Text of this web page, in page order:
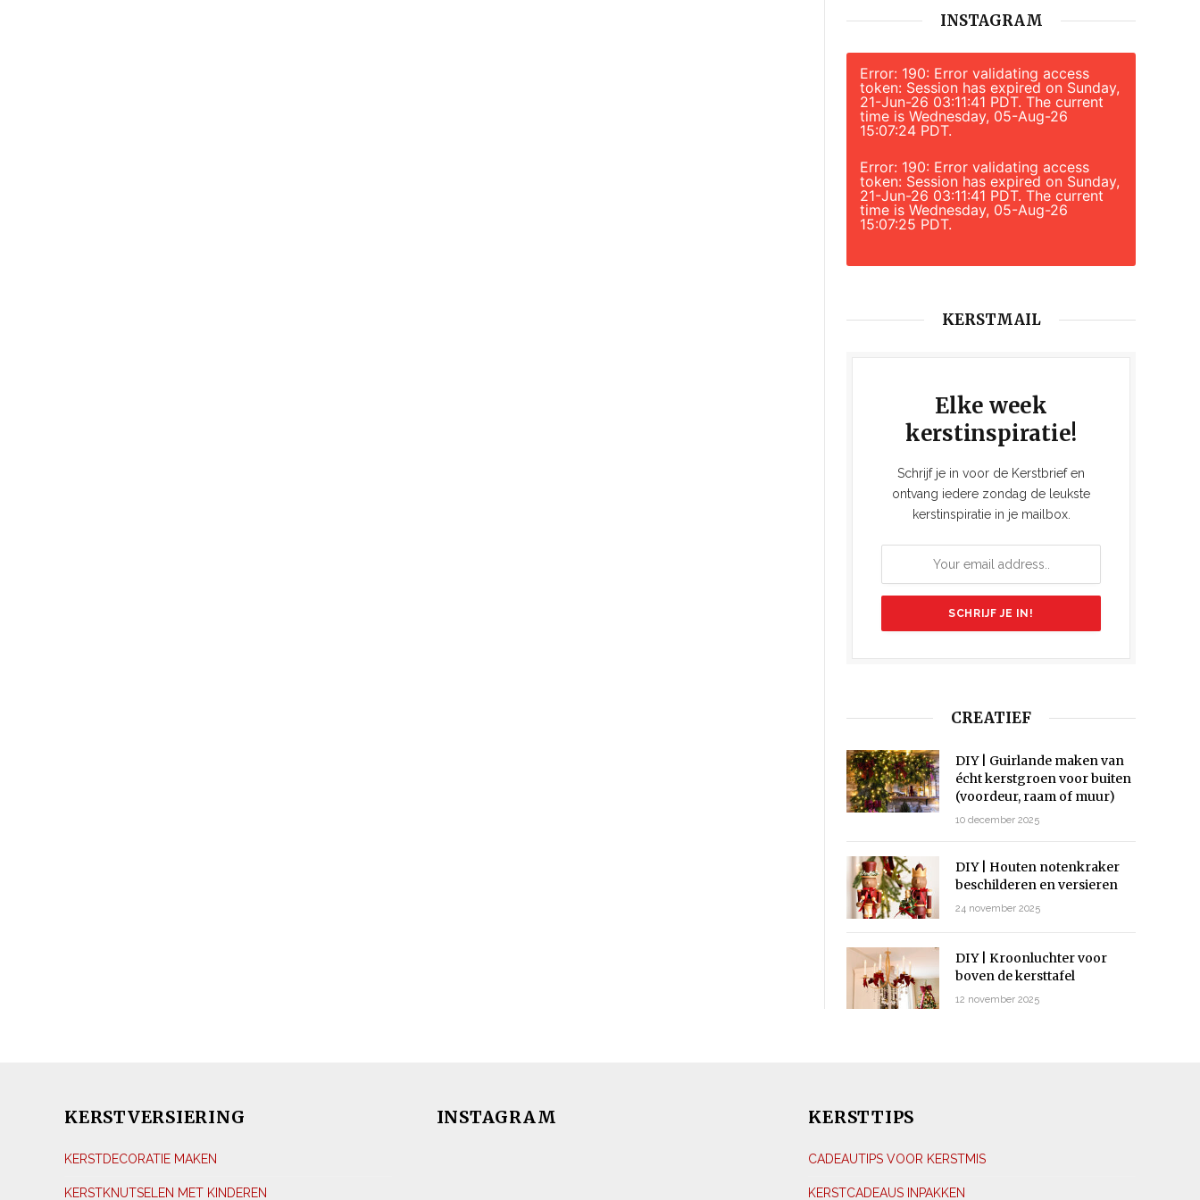
INSTAGRAM
Error: 190: Error validating access
token: Session has expired on Sunday,
21-Jun-26 03:11:41 PDT. The current
time is Wednesday, 05-Aug-26
15:07:24 PDT.
Error: 190: Error validating access
token: Session has expired on Sunday,
21-Jun-26 03:11:41 PDT. The current
time is Wednesday, 05-Aug-26
15:07:25 PDT.
KERSTMAIL
Elke week
kerstinspiratie!
Schrijf je in voor de Kerstbrief en
ontvang iedere zondag de leukste
kerstinspiratie in je mailbox.
CREATIEF
DIY | Guirlande maken van
écht kerstgroen voor buiten
(voordeur, raam of muur)
10 december 2025
DIY | Houten notenkraker
beschilderen en versieren
24 november 2025
DIY | Kroonluchter voor
boven de kersttafel
12 november 2025
KERSTVERSIERING
KERSTDECORATIE MAKEN
KERSTKNUTSELEN MET KINDEREN
INSTAGRAM KERSTTIPS
CADEAUTIPS VOOR KERSTMIS
KERSTCADEAUS INPAKKEN